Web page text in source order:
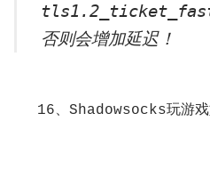
否则会增加延迟！
16、Shadowsocks玩游戏